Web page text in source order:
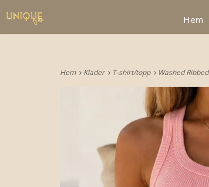
Hem Kläder T-shirt/topp Washed
Hem